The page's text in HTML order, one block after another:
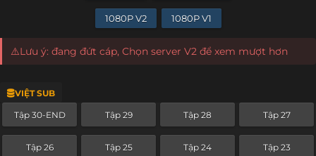
1080P V2 1080P V1
⚠️Lưu ý: đang đứt cáp, Chọn server V2 để xem mượt hơn
VIỆT SUB
Tập 30-END Tập 29 Tập 28 Tập 27
Tập 26 Tập 25 Tập 24 Tập 23